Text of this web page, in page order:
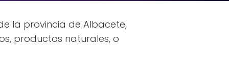
la provincia de Albacete,
productos naturales, o